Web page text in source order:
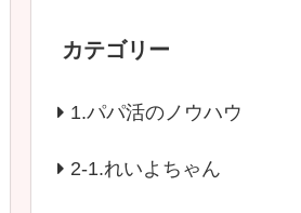
カテゴリー
1.パパ活のノウハウ
2-1.れいよちゃん